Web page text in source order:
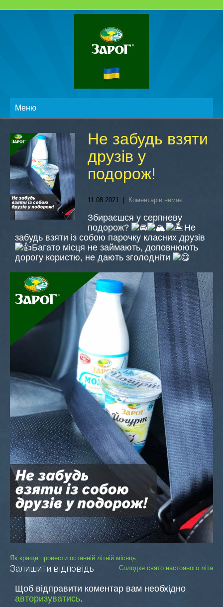
Меню
Не забудь взяти
друзів у
подорож!
11.08.2021 Коментарів немає
Збираєшся у серпневу
подорож?
Не
забудь взяти із собою парочку класних друзів
Багато місця не займають, доповнюють
дорогу користю, не дають зголодніти
Навігація
записів
Як краще провести останній літній місяць
Солодке свято настояного літа
Залишити відповідь
Щоб відправити коментар вам необхідно
авторизуватись.